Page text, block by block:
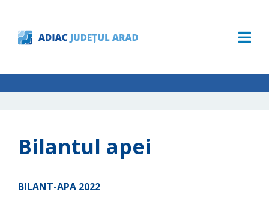
Bilantul apei
BILANT-APA 2022